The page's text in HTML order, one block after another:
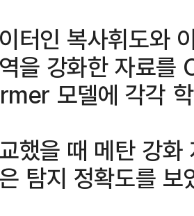
터인 복사휘도와
을 강화한 자료
모델에 각각
했을 때 메탄 강
탐지 정확도를 보